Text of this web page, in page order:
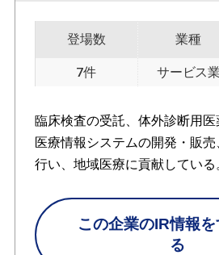
登場数
7件
業種
サービス業
臨床検査の受託、体外診断用医
医療情報システムの開発・販
行い、地域医療に貢献している
この企業のIR情報
る